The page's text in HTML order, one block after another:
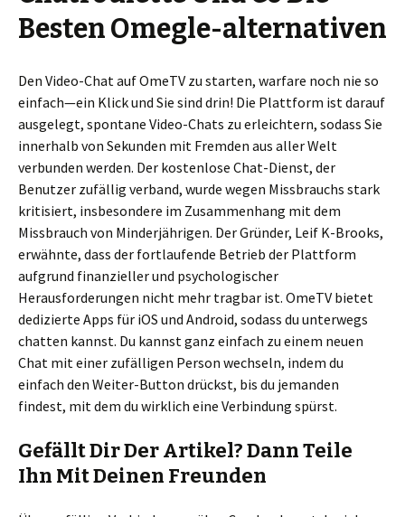
Besten Omegle-alternativen
Den Video-Chat auf OmeTV zu starten, warfare noch nie so
einfach—ein Klick und Sie sind drin! Die Plattform ist darauf
ausgelegt, spontane Video-Chats zu erleichtern, sodass Sie
innerhalb von Sekunden mit Fremden aus aller Welt
verbunden werden. Der kostenlose Chat-Dienst, der
Benutzer zufällig verband, wurde wegen Missbrauchs stark
kritisiert, insbesondere im Zusammenhang mit dem
Missbrauch von Minderjährigen. Der Gründer, Leif K-Brooks,
erwähnte, dass der fortlaufende Betrieb der Plattform
aufgrund finanzieller und psychologischer
Herausforderungen nicht mehr tragbar ist. OmeTV bietet
dedizierte Apps für iOS und Android, sodass du unterwegs
chatten kannst. Du kannst ganz einfach zu einem neuen
Chat mit einer zufälligen Person wechseln, indem du
einfach den Weiter-Button drückst, bis du jemanden
findest, mit dem du wirklich eine Verbindung spürst.
Gefällt Dir Der Artikel? Dann Teile
Ihn Mit Deinen Freunden